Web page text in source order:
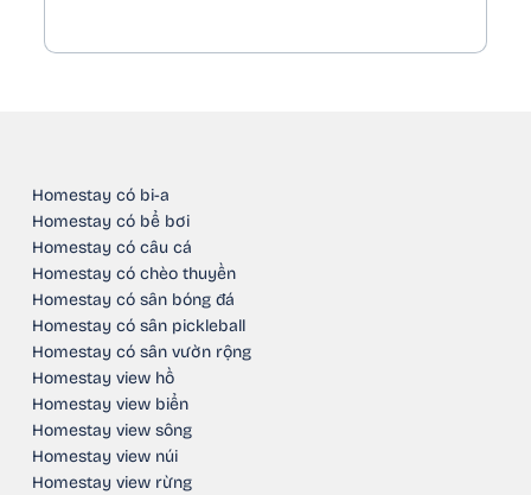
Homestay có bi-a
Homestay có bể bơi
Homestay có câu cá
Homestay có chèo thuyền
Homestay có sân bóng đá
Homestay có sân pickleball
Homestay có sân vườn rộng
Homestay view hồ
Homestay view biển
Homestay view sông
Homestay view núi
Homestay view rừng